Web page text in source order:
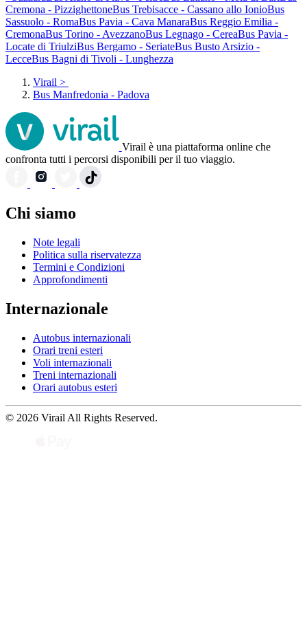
Cremona - PizzighettoneBus Trebisacce - Cassano allo IonioBus
Sassuolo - RomaBus Pavia - Cava ManaraBus Reggio Emilia -
CremonaBus Torino - AvezzanoBus Legnago - CereaBus Pavia -
Locate di TriulziBus Bergamo - SeriateBus Busto Arsizio -
LecceBus Bagni di Tivoli - Lunghezza
Virail >
Bus Manfredonia - Padova
Virail è una piattaforma online che
confronta tutti i percorsi disponibili per il tuo viaggio.
Chi siamo
Note legali
Politica sulla riservatezza
Termini e Condizioni
Approfondimenti
Internazionale
Autobus internazionali
Orari treni esteri
Voli internazionali
Treni internazionali
Orari autobus esteri
© 2026 Virail All Rights Reserved.